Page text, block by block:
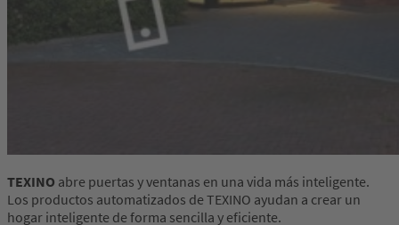
TEXINO abre puertas y ventanas en una vida más inteligente.
Los productos automatizados de TEXINO ayudan a crear un
hogar inteligente de forma sencilla y eficiente.